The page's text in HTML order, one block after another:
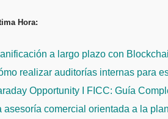
al
Hora:
a largo plazo con
realizar auditorías internas para
Opportunity I FICC: Guía
asesoría comercial orientada a la